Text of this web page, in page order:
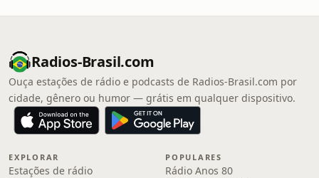
Radios-Brasil.com
Ouça estações de rádio e podcasts de Radios-Brasil.com por
cidade, gênero ou humor — grátis em qualquer dispositivo.
EXPLORAR
Estações de rádio
POPULARES
Rádio Anos 80